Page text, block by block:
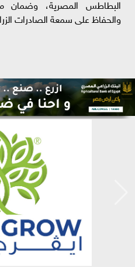
البطاطس المصرية، وضمان
والحفاظ على سمعة الصادرات